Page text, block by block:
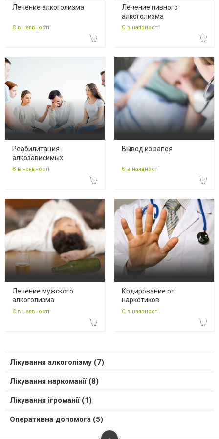
Лечение алкоголизма
Є в наявності
Лечение пивного
алкоголизма
Є в наявності
Реабилитация
алкозависимых
Є в наявності
Вывод из запоя
Є в наявності
Лечение мужского
алкоголизма
Є в наявності
Кодирование от
наркотиков
Є в наявності
Лікування алкоголізму (7)
Лікування наркоманії (8)
Лікування ігроманії (1)
Оперативна допомога (5)